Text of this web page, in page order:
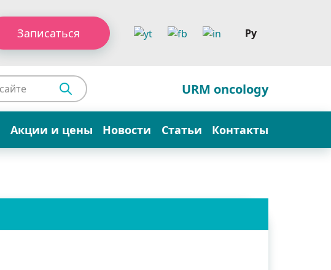
Записаться Ру
URM oncology
Акции и цены Новости Статьи Контакты